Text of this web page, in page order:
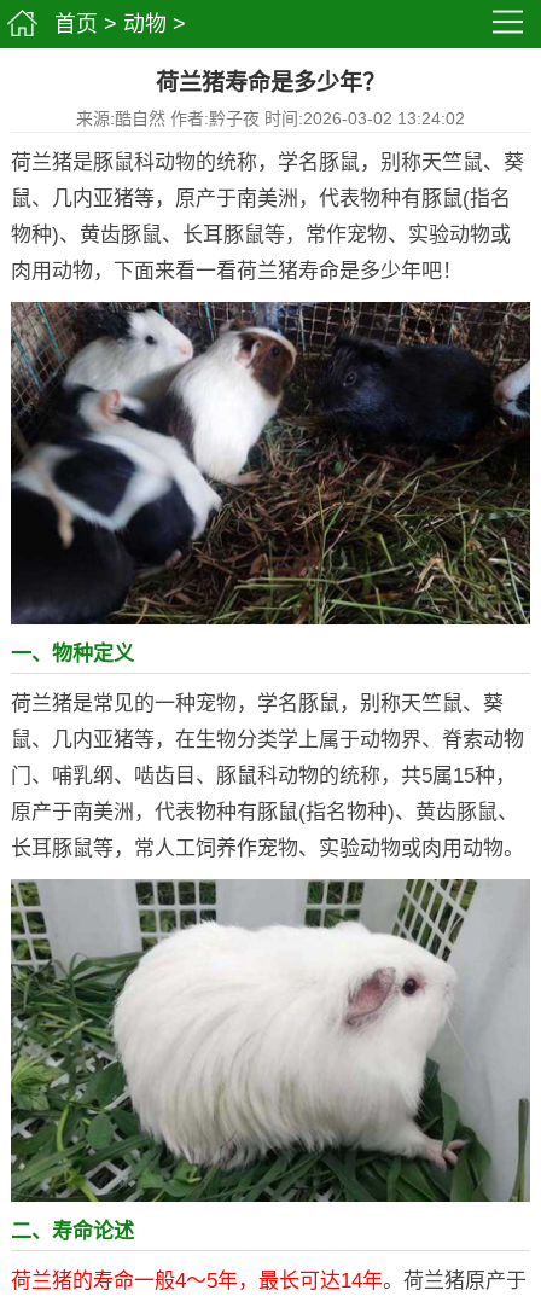
首页 > 动物 >
荷兰猪寿命是多少年？
来源:酷自然 作者:黔子夜 时间:2026-03-02 13:24:02
荷兰猪是豚鼠科动物的统称，学名豚鼠，别称天竺鼠、葵
鼠、几内亚猪等，原产于南美洲，代表物种有豚鼠(指名
物种)、黄齿豚鼠、长耳豚鼠等，常作宠物、实验动物或
肉用动物，下面来看一看荷兰猪寿命是多少年吧！
一、物种定义
荷兰猪是常见的一种宠物，学名豚鼠，别称天竺鼠、葵
鼠、几内亚猪等，在生物分类学上属于动物界、脊索动物
门、哺乳纲、啮齿目、豚鼠科动物的统称，共5属15种，
原产于南美洲，代表物种有豚鼠(指名物种)、黄齿豚鼠、
长耳豚鼠等，常人工饲养作宠物、实验动物或肉用动物。
二、寿命论述
荷兰猪的寿命一般4～5年，最长可达14年。荷兰猪原产于